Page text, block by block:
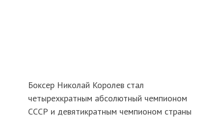
Боксер Николай Королев стал
четырехкратным абсолютный чемпионом
СССР и девятикратным чемпионом страны